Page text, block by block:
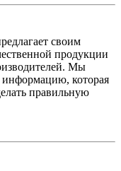
своим
продукции
Мы
которая
правильную